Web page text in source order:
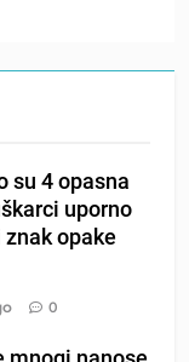
su 4 opasna
uporno
opake
0